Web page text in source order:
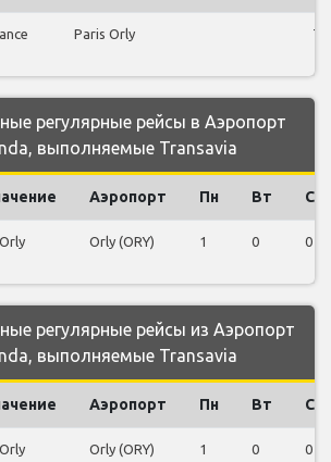
Paris Orly 7
регулярные рейсы в Аэропорт
выполняемые Transavia
Аэропорт Пн Вт Ср
Orly (ORY) 1 0 0
регулярные рейсы из Аэропорт
выполняемые Transavia
Аэропорт Пн Вт Ср
Orly (ORY) 1 0 0